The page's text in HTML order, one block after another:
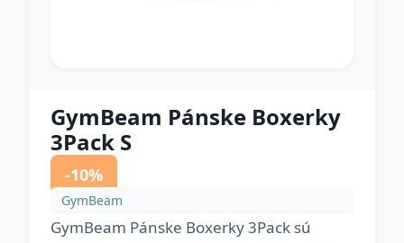
GymBeam Pánske Boxerky
3Pack S
-10%
GymBeam
GymBeam Pánske Boxerky 3Pack sú